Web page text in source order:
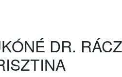
DR. RÁCZ